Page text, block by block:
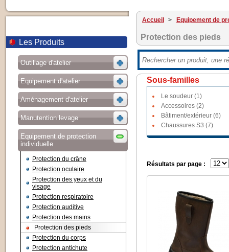
Les Produits
Outillage d'atelier
Equipement d'atelier
Aménagement d'atelier
Manutention levage
Equipement de protection
individuelle
Protection du crâne
Protection oculaire
Protection des yeux et du
visage
Protection respiratoire
Protection auditive
Protection des mains
Protection des pieds
Protection du corps
Protection antichute
Accueil > Equipement de
Protection des pieds
Sous-familles
Le soudeur (1)
Accessoires (2)
Bâtiment/extérieur (6)
Chaussures S3 (7)
Résultats par page :